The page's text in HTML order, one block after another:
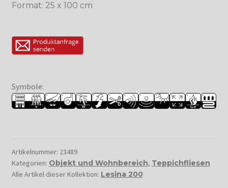
Format: 25 x 100 cm
Symbole:
Artikelnummer: 23489
Kategorien: Objekt und Wohnbereich, Teppichfliesen
Alle Artikel dieser Kollektion: Lesina 200